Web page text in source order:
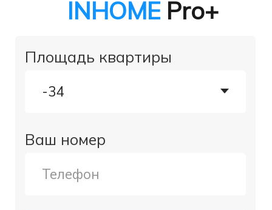
* больше информации вы можете